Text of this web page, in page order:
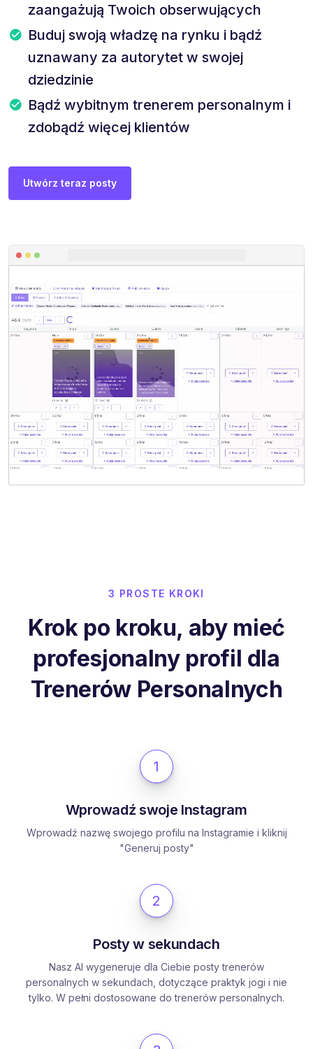
zaangażują Twoich obserwujących
Buduj swoją władzę na rynku i bądź
uznawany za autorytet w swojej
dziedzinie
Bądź wybitnym trenerem personalnym i
zdobądź więcej klientów
Utwórz teraz posty
3 PROSTE KROKI
Krok po kroku, aby mieć
profesjonalny profil dla
Trenerów Personalnych
1
Wprowadź swoje Instagram
Wprowadź nazwę swojego profilu na Instagramie i kliknij
"Generuj posty"
2
Posty w sekundach
Nasz AI wygeneruje dla Ciebie posty trenerów
personalnych w sekundach, dotyczące praktyk jogi i nie
tylko. W pełni dostosowane do trenerów personalnych.